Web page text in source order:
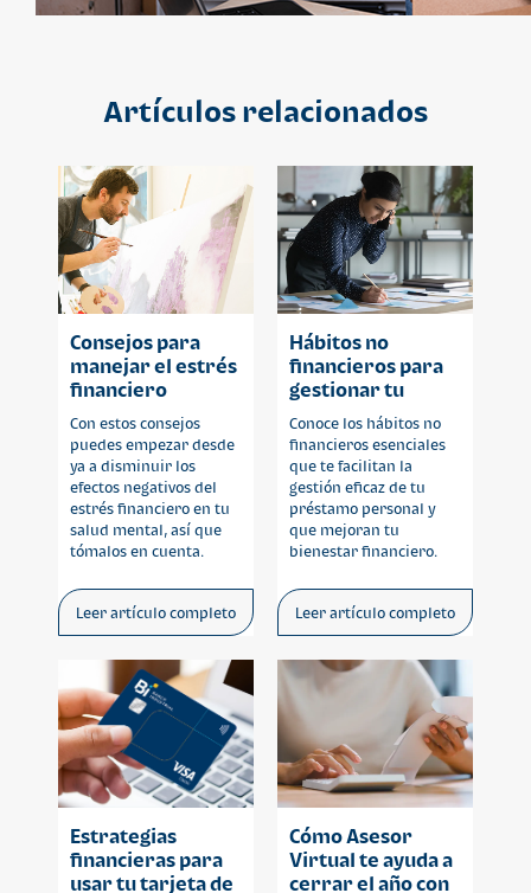
Artículos relacionados
Consejos para
manejar el estrés
financiero
Con estos consejos
puedes empezar desde
ya a disminuir los
efectos negativos del
estrés financiero en tu
salud mental, así que
tómalos en cuenta.
Leer artículo completo
Hábitos no
financieros para
gestionar tu
préstamo
personal
Conoce los hábitos no
financieros esenciales
que te facilitan la
gestión eficaz de tu
préstamo personal y
que mejoran tu
bienestar financiero.
Leer artículo completo
Estrategias
financieras para
usar tu tarjeta de
Cómo Asesor
Virtual te ayuda a
cerrar el año con